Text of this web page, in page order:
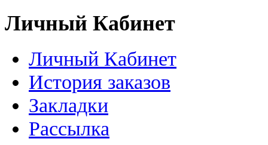
Личный Кабинет
Личный Кабинет
История заказов
Закладки
Рассылка